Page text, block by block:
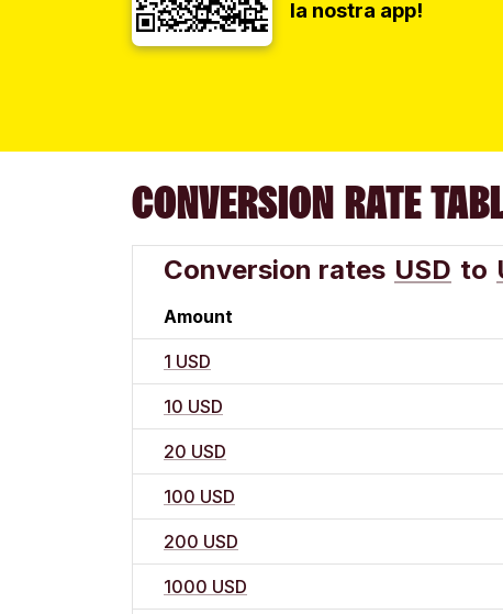
la nostra app!
CONVERSION RATE
Conversion rates USD to
Amount
1 USD
10 USD
20 USD
100 USD
200 USD
1000 USD